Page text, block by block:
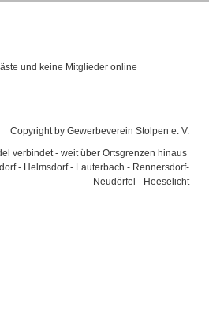
und keine Mitglieder online
Copyright by Gewerbeverein Stolpen e. V.
verbindet - weit über Ortsgrenzen hinaus
- Helmsdorf - Lauterbach - Rennersdorf-
Neudörfel - Heeselicht